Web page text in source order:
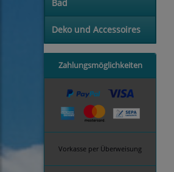
Bad
Deko und Accessoires
Zahlungsmöglichkeiten
Vorkasse per Überweisung